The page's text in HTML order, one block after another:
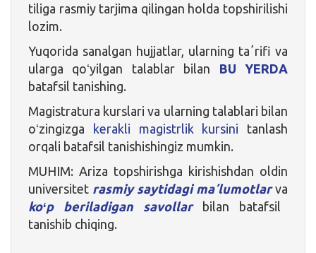
tiliga rasmiy tarjima qilingan holda topshirilishi
lozim.
Yuqorida sanalgan hujjatlar, ularning taʼrifi va
ularga qoʻyilgan talablar bilan BU YERDA
batafsil tanishing.
Magistratura kurslari va ularning talablari bilan
oʻzingizga kerakli magistrlik kursini tanlash
orqali batafsil tanishishingiz mumkin.
MUHIM: Ariza topshirishga kirishishdan oldin
universitet rasmiy saytidagi maʼlumotlarva
koʻp beriladigan savollar
bilan batafsil
tanishib chiqing.